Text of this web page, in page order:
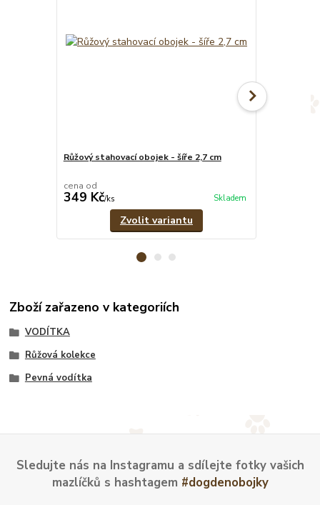
Růžový stahovací obojek - šíře 2,7 cm
cena od
349 Kč/ks Skladem
Zvolit variantu
Zboží zařazeno v kategoriích
VODÍTKA
Růžová kolekce
Pevná vodítka
Sledujte nás na Instagramu a sdílejte fotky vašich
mazlíčků s hashtagem #dogdenobojky